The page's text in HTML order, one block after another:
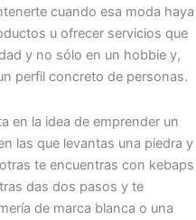
cuando esa moda haya
u ofrecer servicios que
y no sólo en un hobbie y,
perfil concreto de personas.
en la idea de emprender un
las que levantas una piedra y
te encuentras con kebaps
das dos pasos y te
de marca blanca o una